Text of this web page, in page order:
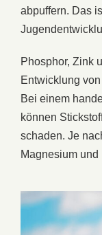
abpuffern. Das
Phosphor, Zink
Entwicklung
Bei einem
können
schaden. Je
Magnesium